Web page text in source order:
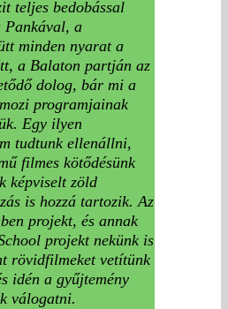
teljes bedobással
Pankával, a
minden nyarat a
a Balaton partján az
dolog, bár mi a
programjainak
Egy ilyen
tudtunk ellenállni,
filmes kötődésünk
képviselt zöld
is hozzá tartozik. Az
projekt, és annak
projekt nekünk is
rövidfilmeket vetítünk
idén a gyűjtemény
válogatni.